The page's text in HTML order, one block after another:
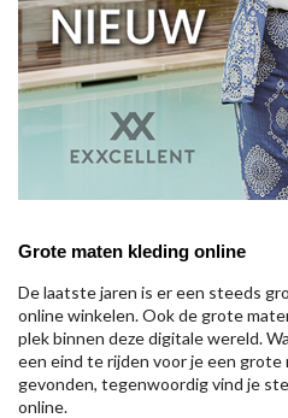
Grote maten kleding online
De laatste jaren is er een steeds
online winkelen. Ook de grote
plek binnen deze digitale wereld.
een eind te rijden voor je een grote
gevonden, tegenwoordig vind je
online.